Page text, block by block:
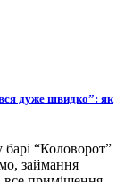
дуже швидко”: як
барі “Коловорот”
займання